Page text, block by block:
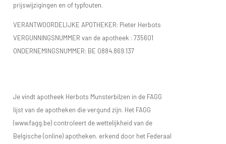
prijswijzigingen en of typfouten.
VERANTWOORDELIJKE APOTHEKER: Pieter Herbots
VERGUNNINGSNUMMER van de apotheek : 735601
ONDERNEMINGSNUMMER: BE 0884.869.137
Je vindt apotheek Herbots Munsterbilzen in de FAGG
lijst van de apotheken die vergund zijn. Het FAGG
(www.fagg.be) controleert de wettelijkheid van de
Belgische (online) apotheken. erkend door het Federaal